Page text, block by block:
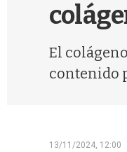
El
contenido
13/11/2024, 12:00